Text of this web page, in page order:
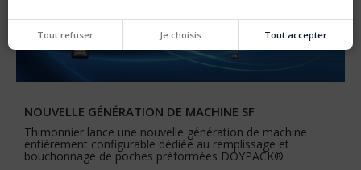
NOUVELLE GÉNÉRATION DE MACHINE SF
Thimonnier lance une nouvelle génération de machine
entièrement configurable dédiée au remplissage et
bouchonnage de poches préformées DOYPACK®
Tout refuser Je choisis Tout accepter